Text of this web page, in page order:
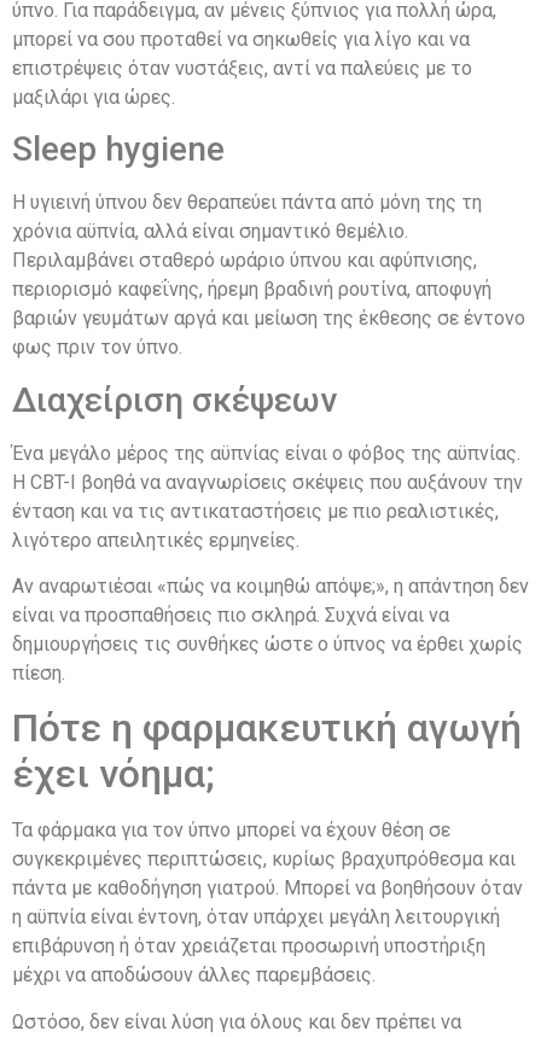
ύπνο. Για παράδειγμα, αν μένεις ξύπνιος για πολλή ώρα,
μπορεί να σου προταθεί να σηκωθείς για λίγο και να
επιστρέψεις όταν νυστάξεις, αντί να παλεύεις με το
μαξιλάρι για ώρες.
Sleep hygiene
Η υγιεινή ύπνου δεν θεραπεύει πάντα από μόνη της τη
χρόνια αϋπνία, αλλά είναι σημαντικό θεμέλιο.
Περιλαμβάνει σταθερό ωράριο ύπνου και αφύπνισης,
περιορισμό καφεΐνης, ήρεμη βραδινή ρουτίνα, αποφυγή
βαριών γευμάτων αργά και μείωση της έκθεσης σε έντονο
φως πριν τον ύπνο.
Διαχείριση σκέψεων
Ένα μεγάλο μέρος της αϋπνίας είναι ο φόβος της αϋπνίας.
Η CBT-I βοηθά να αναγνωρίσεις σκέψεις που αυξάνουν την
ένταση και να τις αντικαταστήσεις με πιο ρεαλιστικές,
λιγότερο απειλητικές ερμηνείες.
Αν αναρωτιέσαι «πώς να κοιμηθώ απόψε;», η απάντηση δεν
είναι να προσπαθήσεις πιο σκληρά. Συχνά είναι να
δημιουργήσεις τις συνθήκες ώστε ο ύπνος να έρθει χωρίς
πίεση.
Πότε η φαρμακευτική αγωγή
έχει νόημα;
Τα φάρμακα για τον ύπνο μπορεί να έχουν θέση σε
συγκεκριμένες περιπτώσεις, κυρίως βραχυπρόθεσμα και
πάντα με καθοδήγηση γιατρού. Μπορεί να βοηθήσουν όταν
η αϋπνία είναι έντονη, όταν υπάρχει μεγάλη λειτουργική
επιβάρυνση ή όταν χρειάζεται προσωρινή υποστήριξη
μέχρι να αποδώσουν άλλες παρεμβάσεις.
Ωστόσο, δεν είναι λύση για όλους και δεν πρέπει να